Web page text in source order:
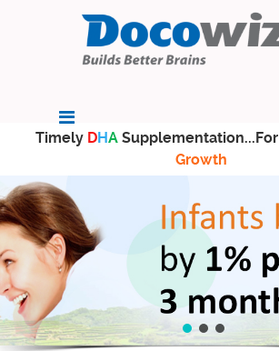
Timely DHA Supplementation...For
Growth